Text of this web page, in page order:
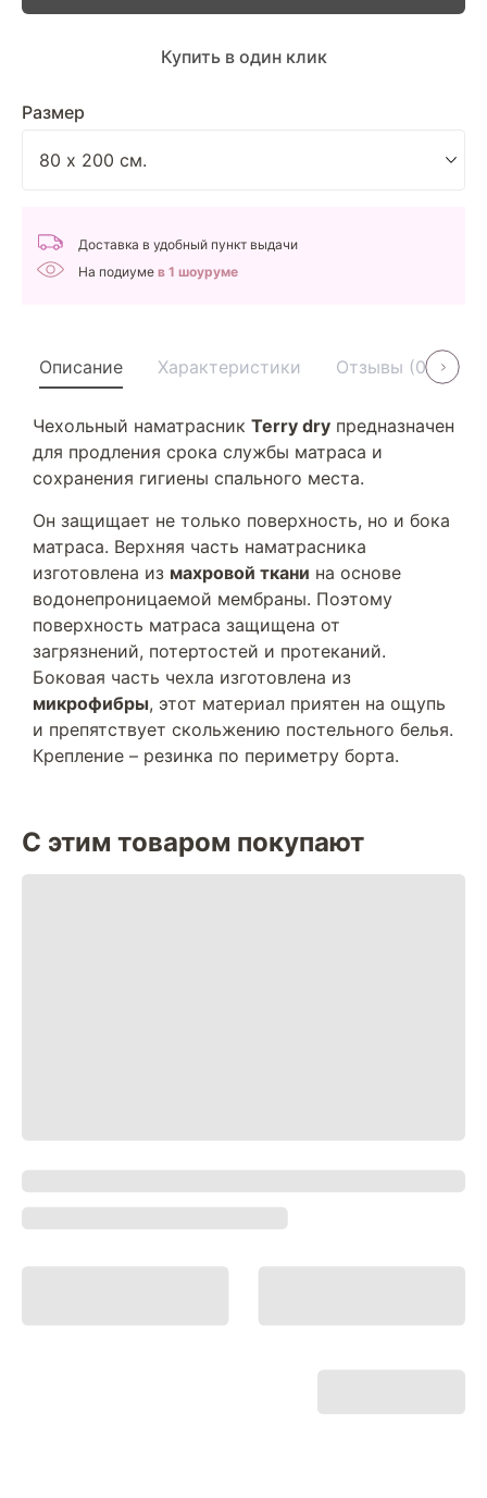
Размер
Купить в один клик
Доставка в удобный пункт выдачи
На подиуме в 1 шоуруме
Описание Характеристики Отзывы (0)
Чехольный наматрасник Terry dry предназначен
для продления срока службы матраса и
сохранения гигиены спального места.
Он защищает не только поверхность, но и бока
матраса. Верхняя часть наматрасника
изготовлена из махровой ткани на основе
водонепроницаемой мембраны. Поэтому
поверхность матраса защищена от
загрязнений, потертостей и протеканий.
Боковая часть чехла изготовлена из
микрофибры, этот материал приятен на ощупь
и препятствует скольжению постельного белья.
Крепление – резинка по периметру борта.
С этим товаром покупают